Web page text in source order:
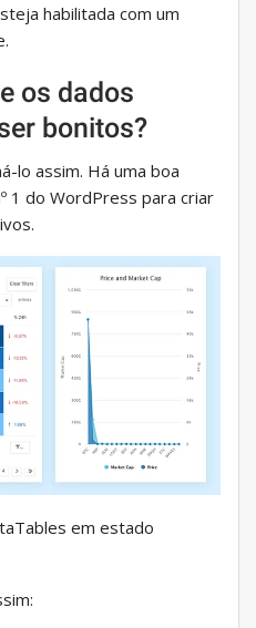
habilitada com um
os dados
bonitos?
lo assim. Há uma boa
1 do WordPress para criar
em estado